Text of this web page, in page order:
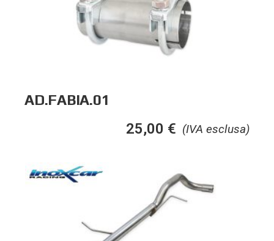
AD.FABIA.01
(IVA esclusa)
25,00 €